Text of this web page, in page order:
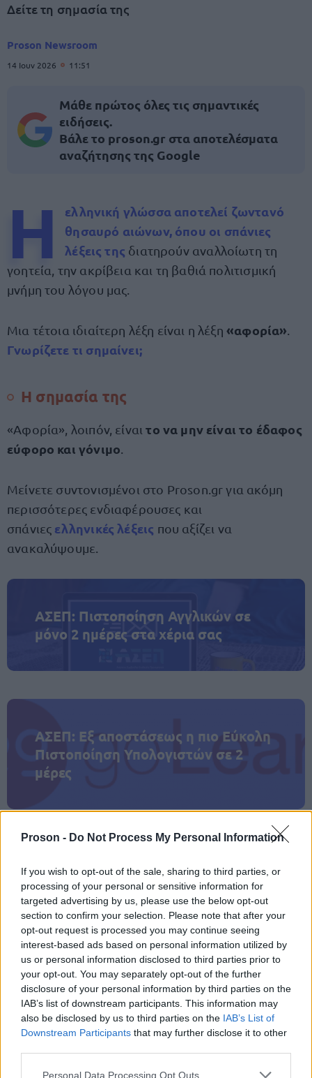
Proson - Do Not Process My Personal Information
If you wish to opt-out of the sale, sharing to third parties, or
processing of your personal or sensitive information for
targeted advertising by us, please use the below opt-out
section to confirm your selection. Please note that after your
opt-out request is processed you may continue seeing
interest-based ads based on personal information utilized by
us or personal information disclosed to third parties prior to
your opt-out. You may separately opt-out of the further
disclosure of your personal information by third parties on the
IAB’s list of downstream participants. This information may
also be disclosed by us to third parties on the IAB’s List of
Downstream Participants that may further disclose it to other
Please note that this website/app uses one or more Google
Personal Data Processing Opt Outs
Δείτε τη σημασία της
Proson Newsroom
14 Ιουν 2026 11:51
Μάθε πρώτος όλες τις σημαντικές
ειδήσεις.
Βάλε το proson.gr στα αποτελέσματα
αναζήτησης της Google
Η ελληνική γλώσσααποτελεί ζωντανό
θησαυρό αιώνων, όπου οι σπάνιες
λέξεις της διατηρούν αναλλοίωτη τη
γοητεία, την ακρίβεια και τη βαθιά πολιτισμική
μνήμη του λόγου μας.
Μια τέτοια ιδιαίτερη λέξη είναι η λέξη«αφορία»
Γνωρίζετε τι σημαίνει;
Η σημασία της
«Αφορία», λοιπόν, είναιτο να μην είναι το έδαφος
εύφορο και γόνιμο
Μείνετε συντονισμένοι στο Proson.gr για ακόμη
περισσότερες ενδιαφέρουσες και
σπάνιες ελληνικές λέξεις που αξίζει να
ανακαλύψουμε.
ΑΣΕΠ: Πιστοποίηση Αγγλικών σε
μόνο 2 ημέρες στα χέρια σας
ΑΣΕΠ: Εξ αποστάσεως η πιο Εύκολη
Πιστοποίηση Υπολογιστών σε 2
μέρες
ειδήσεις.
Βάλε το proson.gr στα αποτελέσματα
αναζήτησης της Google
Δημοφιλείς Ειδήσεις
ΑΣΕΠ: Νέος γραπτός διαγωνισμός -